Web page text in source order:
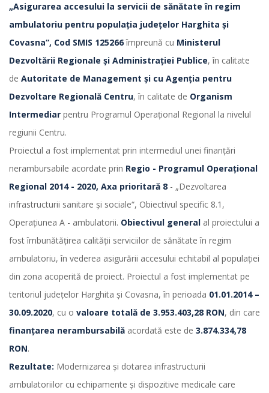
„Asigurarea accesului la servicii de sănătate în regim
ambulatoriu pentru populația județelor Harghita și
Covasna“, Cod SMIS 125266împreună cu Ministerul
Dezvoltării Regionale și Administrației Publice, în calitate
de Autoritate de Management și cu Agenția pentru
Dezvoltare Regională Centru, în calitate de Organism
Intermediar pentru Programul Operațional Regional la nivelul
regiunii Centru.
Proiectul a fost implementat prin intermediul unei finanțări
nerambursabile acordate prin Regio - Programul Operațional
Regional 2014 - 2020, Axa prioritară 8 - „Dezvoltarea
infrastructurii sanitare și sociale“, Obiectivul specific 8.1,
Operațiunea A - ambulatorii. Obiectivul general al proiectului a
fost îmbunătățirea calității serviciilor de sănătate în regim
ambulatoriu, în vederea asigurării accesului echitabil al populației
din zona acoperită de proiect. Proiectul a fost implementat pe
teritoriul județelor Harghita și Covasna, în perioada 01.01.2014 –
30.09.2020, cu o valoare totală de 3.953.403,28 RON, din care
finanțarea nerambursabilă acordată este de 3.874.334,78
RON.
Rezultate: Modernizarea și dotarea infrastructurii
ambulatoriilor cu echipamente și dispozitive medicale care